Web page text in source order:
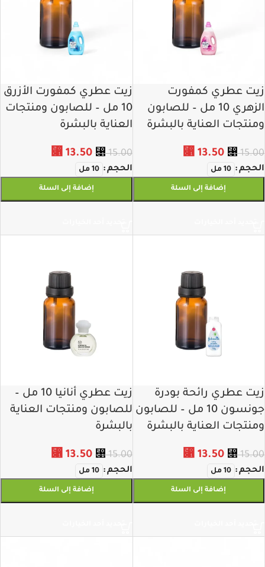
زيت عطري كمفورت
الزهري 10 مل – للصابون
ومنتجات العناية بالبشرة
⃁15.00
⃁ 13.50
الحجم 10 مل
إضافة إلى السلة
زيت عطري كمفورت الأزرق
10 مل – للصابون ومنتجات
العناية بالبشرة
⃁15.00
⃁13.50
الحجم 10 مل
إضافة إلى السلة
زيت عطري رائحة بودرة
جونسون 10 مل – للصابون
ومنتجات العناية بالبشرة
⃁15.00
⃁ 13.50
الحجم 10 مل
إضافة إلى السلة
زيت عطري أنانيا 10 مل –
للصابون ومنتجات العناية
بالبشرة
⃁15.00
⃁13.50
الحجم 10 مل
إضافة إلى السلة